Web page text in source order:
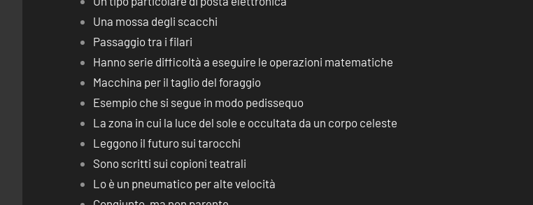
Una mossa degli scacchi
Passaggio tra i filari
Hanno serie difficoltà a eseguire le operazioni matematiche
Macchina per il taglio del foraggio
Esempio che si segue in modo pedissequo
La zona in cui la luce del sole e occultata da un corpo celeste
Leggono il futuro sui tarocchi
Sono scritti sui copioni teatrali
Lo è un pneumatico per alte velocità